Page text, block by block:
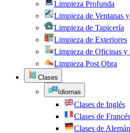
Limpieza Profunda
Limpieza de Ventanas
Limpieza de Tapicería
Limpieza de Exteriores
Limpieza de Oficinas y
Limpieza Post Obra
Clases
Idiomas
Clases de Inglés
Clases de Francés
Clases de Alemán